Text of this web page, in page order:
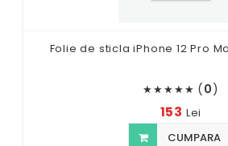
Folie de sticla iPhone 12 Pro
★★★★★ (0)
153 Lei
CUMPARA